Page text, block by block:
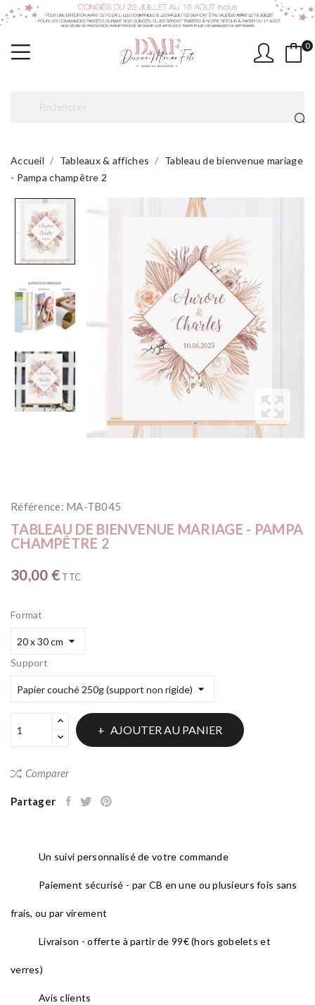
0
Accueil Tableaux & affiches
Tableau de bienvenue mariage
- Pampa champêtre 2
Référence: MA-TB045
TABLEAU DE BIENVENUE MARIAGE - PAMPA
CHAMPÊTRE 2
30,00 € TTC
Format
Support
AJOUTER AU PANIER
Comparer
Partager
Un suivi personnalisé de votre commande
Paiement sécurisé - par CB en une ou plusieurs fois sans
frais, ou par virement
Livraison - offerte à partir de 99€ (hors gobelets et
verres)
Avis clients